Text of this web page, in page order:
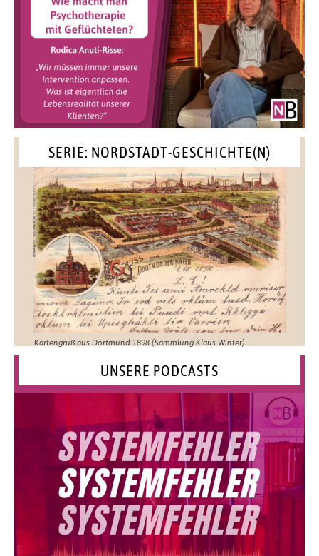
SERIE: NORDSTADT-GESCHICHTE(N)
Kartengruß aus Dortmund 1898 (Sammlung Klaus Winter)
UNSERE PODCASTS